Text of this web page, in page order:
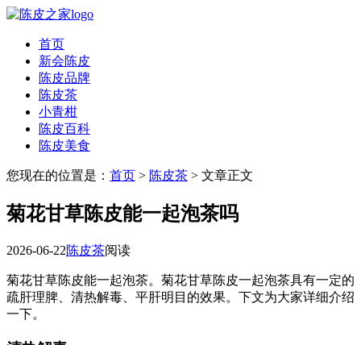
首页
新会陈皮
陈皮品牌
陈皮茶
小青柑
陈皮百科
陈皮美食
您现在的位置是： 首页 > 陈皮茶 > 文章正文
菊花甘草陈皮能一起泡茶吗
2026-06-22陈皮茶阅读
菊花甘草陈皮能一起泡茶。菊花甘草陈皮一起泡茶具有一定的
疏肝理脾、清热解毒、平肝明目的效果。下文为大家详细介绍
一下。